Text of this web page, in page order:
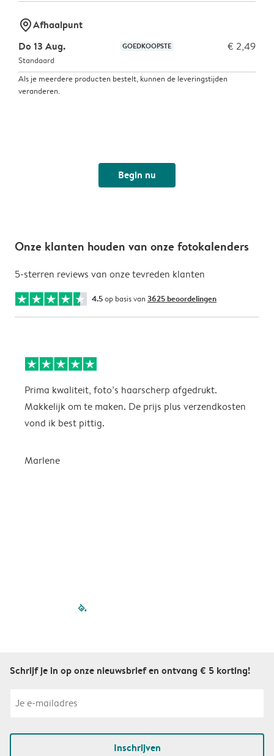
marker-pinAfhaalpunt
Do 13 Aug.
GOEDKOOPSTE € 2,49
Standaard
Als je meerdere producten bestelt, kunnen de leveringstijden
veranderen.
Begin nu
Onze klanten houden van onze fotokalenders
5-sterren reviews van onze tevreden klanten
4.5op basis van 3625 beoordelingen
Prima kwaliteit, foto’s haarscherp afgedrukt.
Makkelijk om te maken. De prijs plus verzendkosten
vond ik best pittig.
Marlene
filled-pagination
Schrijf je in op onze nieuwsbrief en ontvang € 5 korting!
Inschrijven